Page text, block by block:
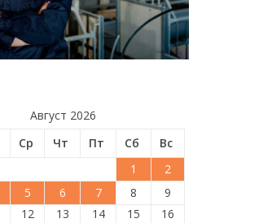
Август 2026
Ср Чт Пт Сб
Вс
1
2
5 6 7 8
9
12 13 14 15
16